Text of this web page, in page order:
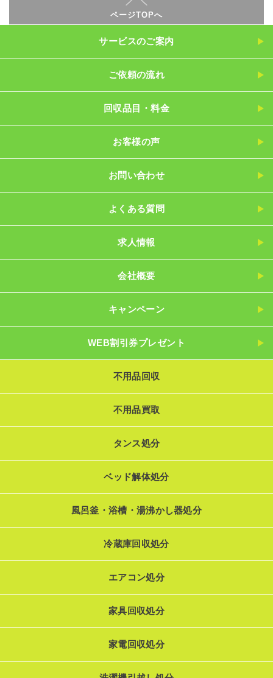
ページTOPへ
サービスのご案内
ご依頼の流れ
回収品目・料金
お客様の声
お問い合わせ
よくある質問
求人情報
会社概要
キャンペーン
WEB割引券プレゼント
不用品回収
不用品買取
タンス処分
ベッド解体処分
風呂釜・浴槽・湯沸かし器処分
冷蔵庫回収処分
エアコン処分
家具回収処分
家電回収処分